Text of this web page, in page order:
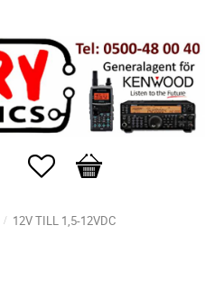
Favoriter
Kundvagn
12V TILL 1,5-12VDC